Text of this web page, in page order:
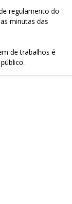
regulamento do
minutas das
de trabalhos é